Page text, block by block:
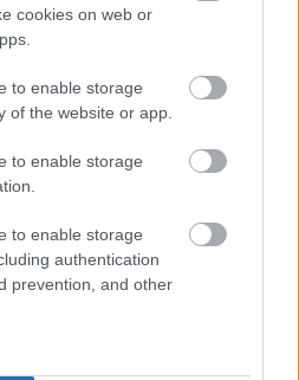
cookies on web or
to enable storage
of the website or app.
to enable storage
to enable storage
authentication
prevention, and other
NÉZNI AZZAL, AKIVÉ
VOLNA?
ERŐK ÉS ELFELEDETT